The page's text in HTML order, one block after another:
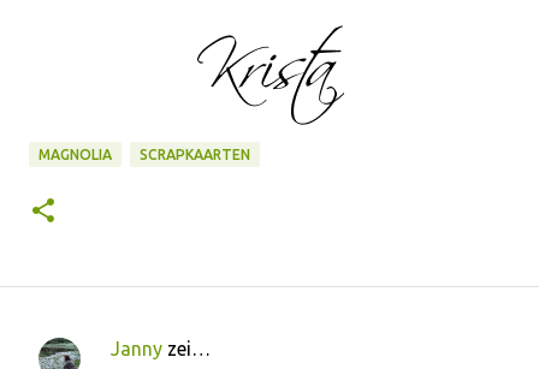
MAGNOLIA SCRAPKAARTEN
R
Janny zei…